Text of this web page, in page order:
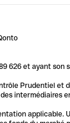
626 et ayant son
Prudentiel et